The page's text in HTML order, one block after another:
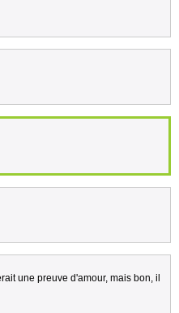
une preuve d'amour, mais bon, il